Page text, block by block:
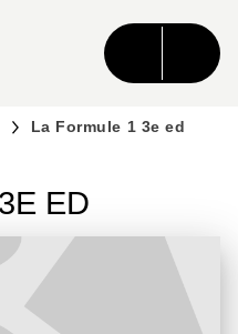
CONTENU
La Formule 1 3e ed
ED